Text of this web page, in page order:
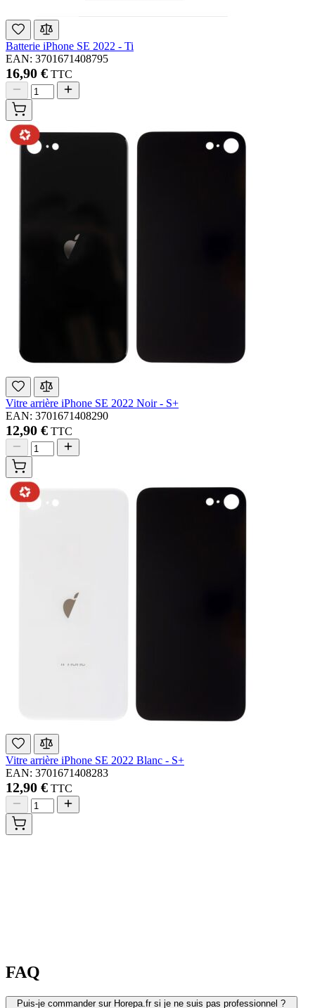
Batterie iPhone SE 2022 - Ti
EAN: 3701671408795
16,90 € TTC
Vitre arrière iPhone SE 2022 Noir - S+
EAN: 3701671408290
12,90 € TTC
Vitre arrière iPhone SE 2022 Blanc - S+
EAN: 3701671408283
12,90 € TTC
FAQ
Puis-je commander sur Horepa.fr si je ne suis pas professionnel ?